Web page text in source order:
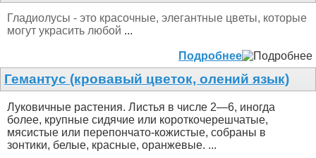
Гладиолусы - это красочные, элегантные цветы, которые
могут украсить любой ...
Подробнее
Гемантус (кровавый цветок, олений язык)
Луковичные растения. Листья в числе 2—6, иногда
более, крупные сидячие или короткочерешчатые,
мясистые или перепончато-кожистые, собраны в
зонтики, белые, красные, оранжевые. ...